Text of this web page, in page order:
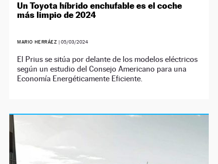
Un Toyota híbrido enchufable es el coche
más limpio de 2024
MARIO HERRÁEZ | 05/03/2024
El Prius se sitúa por delante de los modelos eléctricos
según un estudio del Consejo Americano para una
Economía Energéticamente Eficiente.